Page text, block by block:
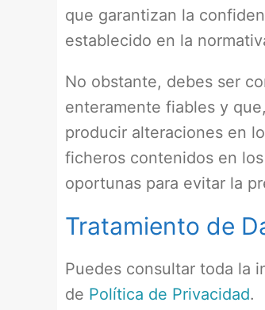
que garantizan la
establecido en la
No obstante, debes ser
enteramente fiables y
producir alteraciones en
ficheros contenidos en
oportunas para evitar la
Tratamiento de
Puedes consultar toda la
de Política de Privacidad.